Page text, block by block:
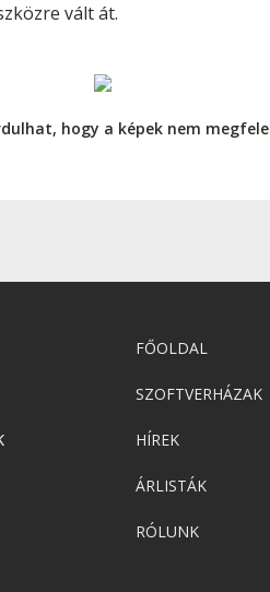
vált át.
hogy a képek nem
FŐOLDAL
SZOFTVERHÁZAK
HÍREK
ÁRLISTÁK
RÓLUNK